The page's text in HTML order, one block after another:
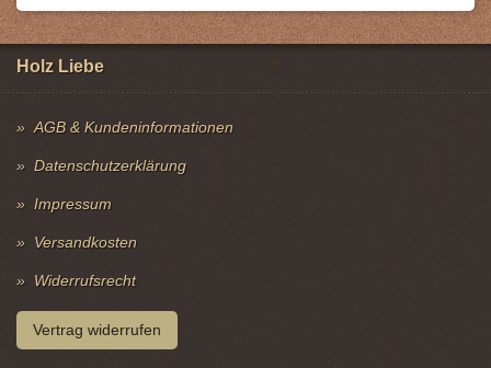
Holz Liebe
AGB & Kundeninformationen
Datenschutzerklärung
Impressum
Versandkosten
Widerrufsrecht
Vertrag widerrufen